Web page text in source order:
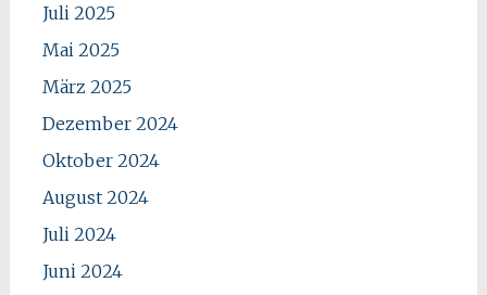
Juli 2025
Mai 2025
März 2025
Dezember 2024
Oktober 2024
August 2024
Juli 2024
Juni 2024